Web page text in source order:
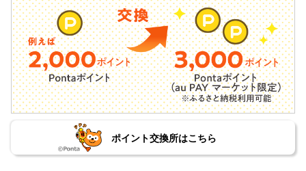
ポイント交換所はこちら